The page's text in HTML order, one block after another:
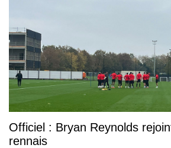
Officiel : Bryan Reynolds
rennais